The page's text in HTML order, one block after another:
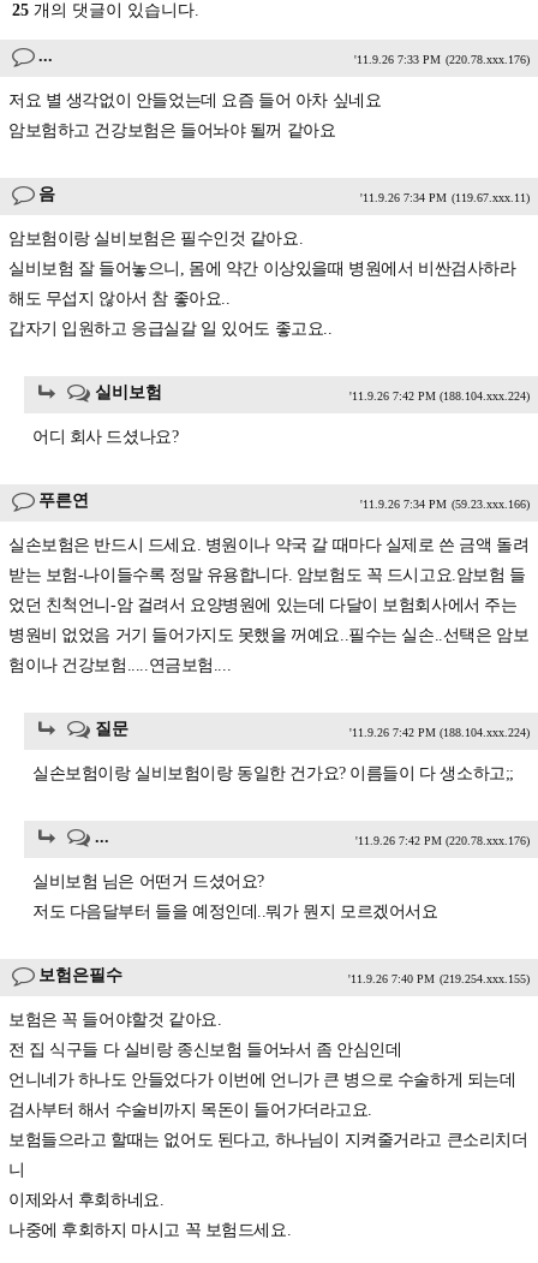
25 개의 댓글이 있습니다.
... '11.9.26 7:33 PM (220.78.xxx.176)
저요 별 생각없이 안들었는데 요즘 들어 아차 싶네요
암보험하고 건강보험은 들어놔야 될꺼 같아요
음 '11.9.26 7:34 PM (119.67.xxx.11)
암보험이랑 실비보험은 필수인것 같아요.
실비보험 잘 들어놓으니, 몸에 약간 이상있을때 병원에서 비싼검사하라
해도 무섭지 않아서 참 좋아요..
갑자기 입원하고 응급실갈 일 있어도 좋고요..
실비보험 '11.9.26 7:42 PM (188.104.xxx.224)
어디 회사 드셨나요?
푸른연 '11.9.26 7:34 PM (59.23.xxx.166)
실손보험은 반드시 드세요. 병원이나 약국 갈 때마다 실제로 쓴 금액 돌려
받는 보험-나이들수록 정말 유용합니다. 암보험도 꼭 드시고요.암보험 들
었던 친척언니-암 걸려서 요양병원에 있는데 다달이 보험회사에서 주는
병원비 없었음 거기 들어가지도 못했을 꺼예요..필수는 실손..선택은 암보
험이나 건강보험.....연금보험....
질문 '11.9.26 7:42 PM (188.104.xxx.224)
실손보험이랑 실비보험이랑 동일한 건가요? 이름들이 다 생소하고;;
... '11.9.26 7:42 PM (220.78.xxx.176)
실비보험 님은 어떤거 드셨어요?
저도 다음달부터 들을 예정인데..뭐가 뭔지 모르겠어서요
보험은필수 '11.9.26 7:40 PM (219.254.xxx.155)
보험은 꼭 들어야할것 같아요.
전 집 식구들 다 실비랑 종신보험 들어놔서 좀 안심인데
언니네가 하나도 안들었다가 이번에 언니가 큰 병으로 수술하게 되는데
검사부터 해서 수술비까지 목돈이 들어가더라고요.
보험들으라고 할때는 없어도 된다고, 하나님이 지켜줄거라고 큰소리치더
니
이제와서 후회하네요.
나중에 후회하지 마시고 꼭 보험드세요.